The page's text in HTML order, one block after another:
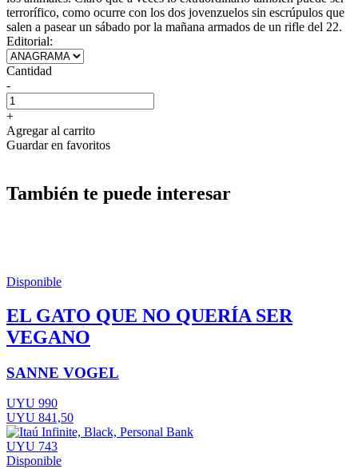
terrorífico, como ocurre con los dos jovenzuelos sin escrúpulos que
salen a pasear un sábado por la mañana armados de un rifle del 22.
Editorial:
Cantidad
-
+
Agregar al carrito
Guardar en favoritos
También te puede interesar
Disponible
EL GATO QUE NO QUERÍA SER
VEGANO
SANNE VOGEL
UYU 990
UYU 841,50
UYU 743
Disponible